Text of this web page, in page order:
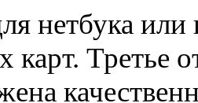
нетбука
карт. Третье